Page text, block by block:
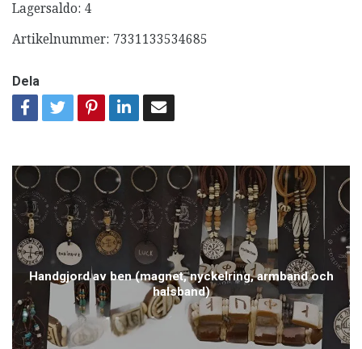
Handgjord av ben (magnet, nyckelring, armband och
halsband)
Lagersaldo: 4
Artikelnummer: 7331133534685
Dela